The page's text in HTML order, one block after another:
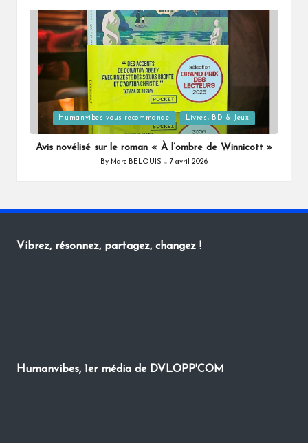
Posted
in
Humanvibes vous recommande Livres, BD & Jeux
Avis novélisé sur le roman « À l’ombre de Winnicott »
Posted
By Marc BELOUIS 7 avril 2026
Vibrez, résonnez, partagez, changez !
Humanvibes, 1er média de DVLOPP'COM